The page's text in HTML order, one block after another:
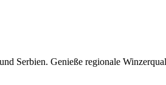
Serbien. Genieße regionale